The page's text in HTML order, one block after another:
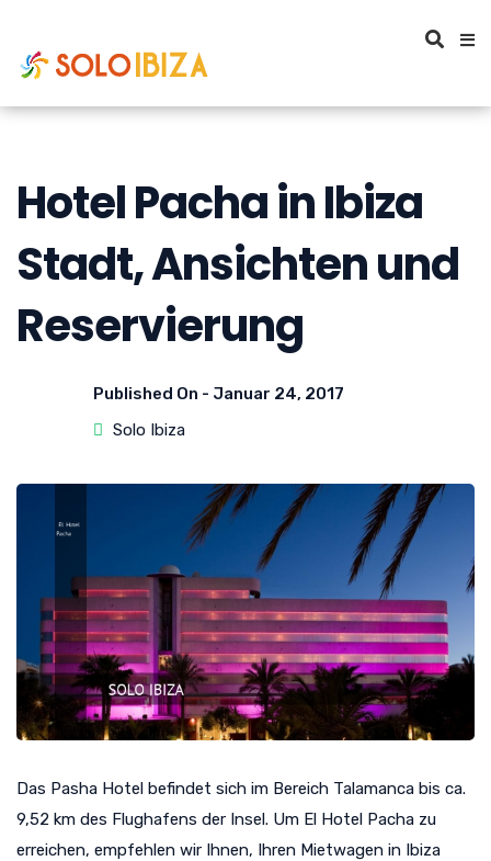
Hotel Pacha in Ibiza
Stadt, Ansichten und
Reservierung
Published On - Januar 24, 2017
Solo Ibiza
Das Pasha Hotel befindet sich im Bereich Talamanca bis ca.
9,52 km des Flughafens der Insel. Um El Hotel Pacha zu
erreichen, empfehlen wir Ihnen, Ihren Mietwagen in Ibiza